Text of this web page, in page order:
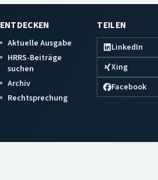
ENTDECKEN
Aktuelle Ausgabe
HRRS-Beiträge
suchen
Archiv
Rechtsprechung
TEILEN
LinkedIn
Xing
Facebook